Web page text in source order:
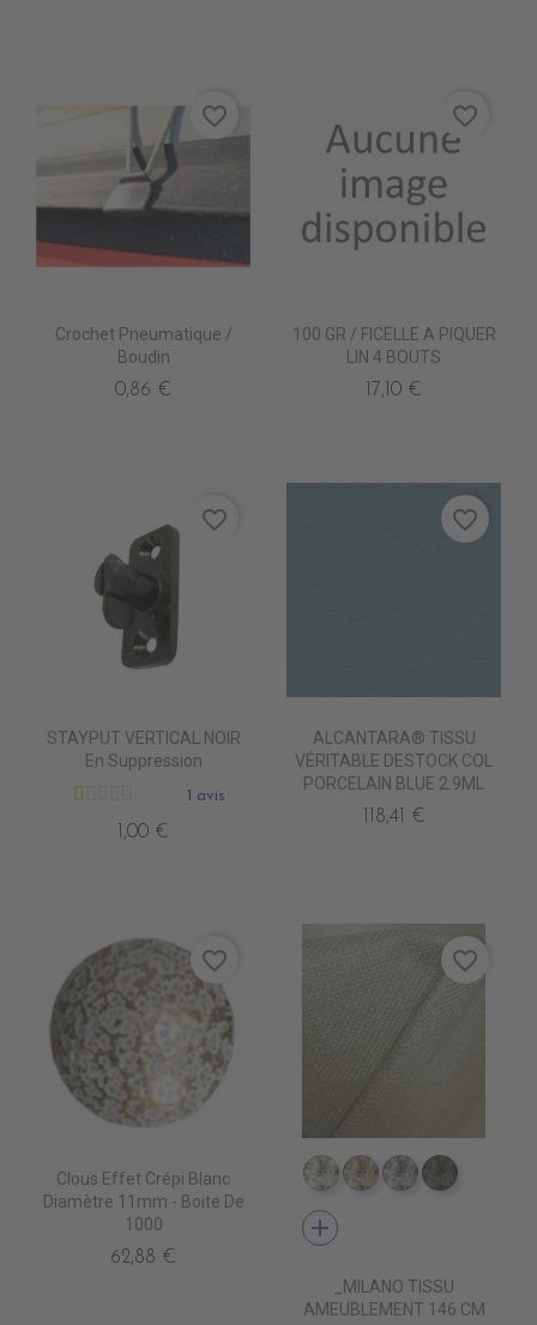
Crochet Pneumatique /
Boudin
0,86 €
favorite_border
100 GR / FICELLE A PIQUER
LIN 4 BOUTS
17,10 €
favorite_border
STAYPUT VERTICAL NOIR
En Suppression
1 avis
1,00 €
favorite_border
ALCANTARA® TISSU
VÉRITABLE DESTOCK COL
PORCELAIN BLUE 2.9ML
118,41 €
favorite_border
Clous Effet Crépi Blanc
Diamètre 11mm - Boite De
1000
62,88 €
favorite_border
TA1800 IVOIRE
TA1801 BEIGE
TA1802 LINEN
TA1803
add
_MILANO TISSU
AMEUBLEMENT 146 CM
favorite_border